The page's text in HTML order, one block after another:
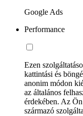
Google Ads
Performance
Ezen
kattintási és
anonim módon
az általános
érdekében. Az
származó